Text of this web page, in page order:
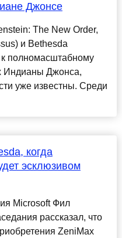
Джонсе
The New Order,
и Bethesda
к полномасштабному
Индианы Джонса,
уже известны. Среди
когда
эсклюзивом
Microsoft Фил
рассказал, что
ZeniMax